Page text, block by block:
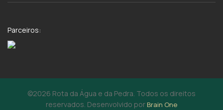
Parceiros:
©2026 Rota da Água e da Pedra. Todos os direitos
reservados. Desenvolvido por Brain One